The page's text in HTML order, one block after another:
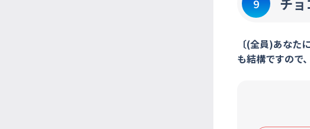
9
〔(全員)あなた
も結構ですので